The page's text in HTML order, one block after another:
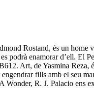
Rostand, és un
podrà enamorar d’ell. El
Art, de Yasmina Reza,
fills amb el seu
Wonder, R. J. Palacio ens